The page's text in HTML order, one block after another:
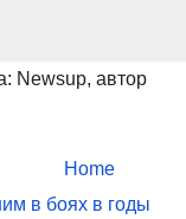
Newsup, автор
Home
в боях в годы